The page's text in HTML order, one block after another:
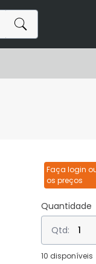
Faça login
os preços
Quantidade
1
10 disponíveis